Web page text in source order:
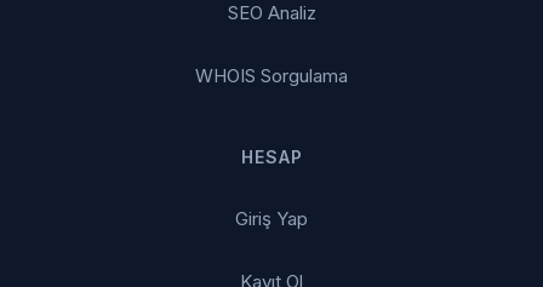
SEO Analiz
WHOIS Sorgulama
HESAP
Giriş Yap
Kayıt Ol